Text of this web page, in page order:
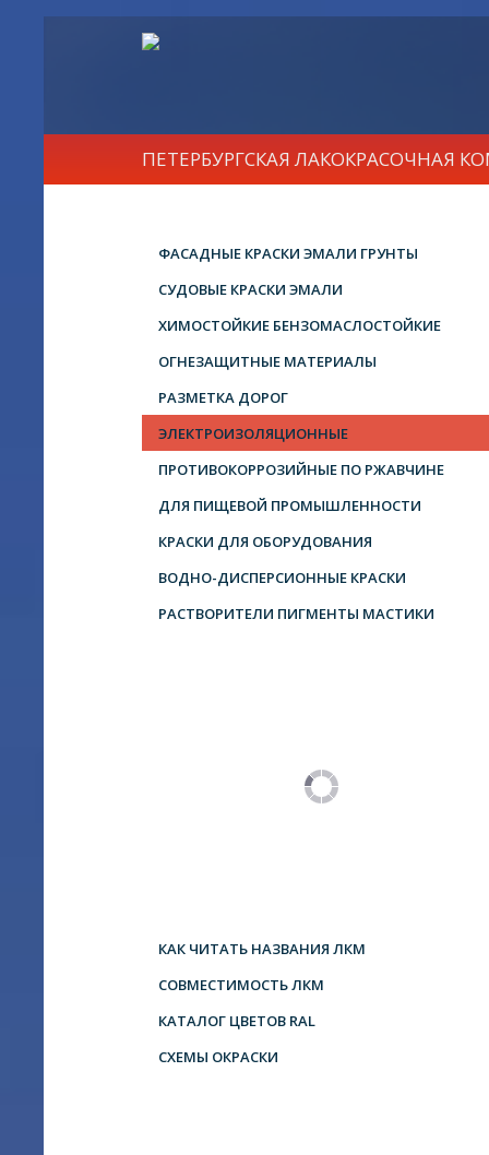
ПЕТЕРБУРГСКАЯ ЛАКОКРАСОЧНАЯ
ФАСАДНЫЕ КРАСКИ ЭМАЛИ ГРУНТЫ
СУДОВЫЕ КРАСКИ ЭМАЛИ
ХИМОСТОЙКИЕ БЕНЗОМАСЛОСТОЙКИЕ
ОГНЕЗАЩИТНЫЕ МАТЕРИАЛЫ
РАЗМЕТКА ДОРОГ
ЭЛЕКТРОИЗОЛЯЦИОННЫЕ
ПРОТИВОКОРРОЗИЙНЫЕ ПО РЖАВЧИНЕ
ДЛЯ ПИЩЕВОЙ ПРОМЫШЛЕННОСТИ
КРАСКИ ДЛЯ ОБОРУДОВАНИЯ
ВОДНО-ДИСПЕРСИОННЫЕ КРАСКИ
РАСТВОРИТЕЛИ ПИГМЕНТЫ МАСТИКИ
КАК ЧИТАТЬ НАЗВАНИЯ ЛКМ
СОВМЕСТИМОСТЬ ЛКМ
КАТАЛОГ ЦВЕТОВ RAL
СХЕМЫ ОКРАСКИ